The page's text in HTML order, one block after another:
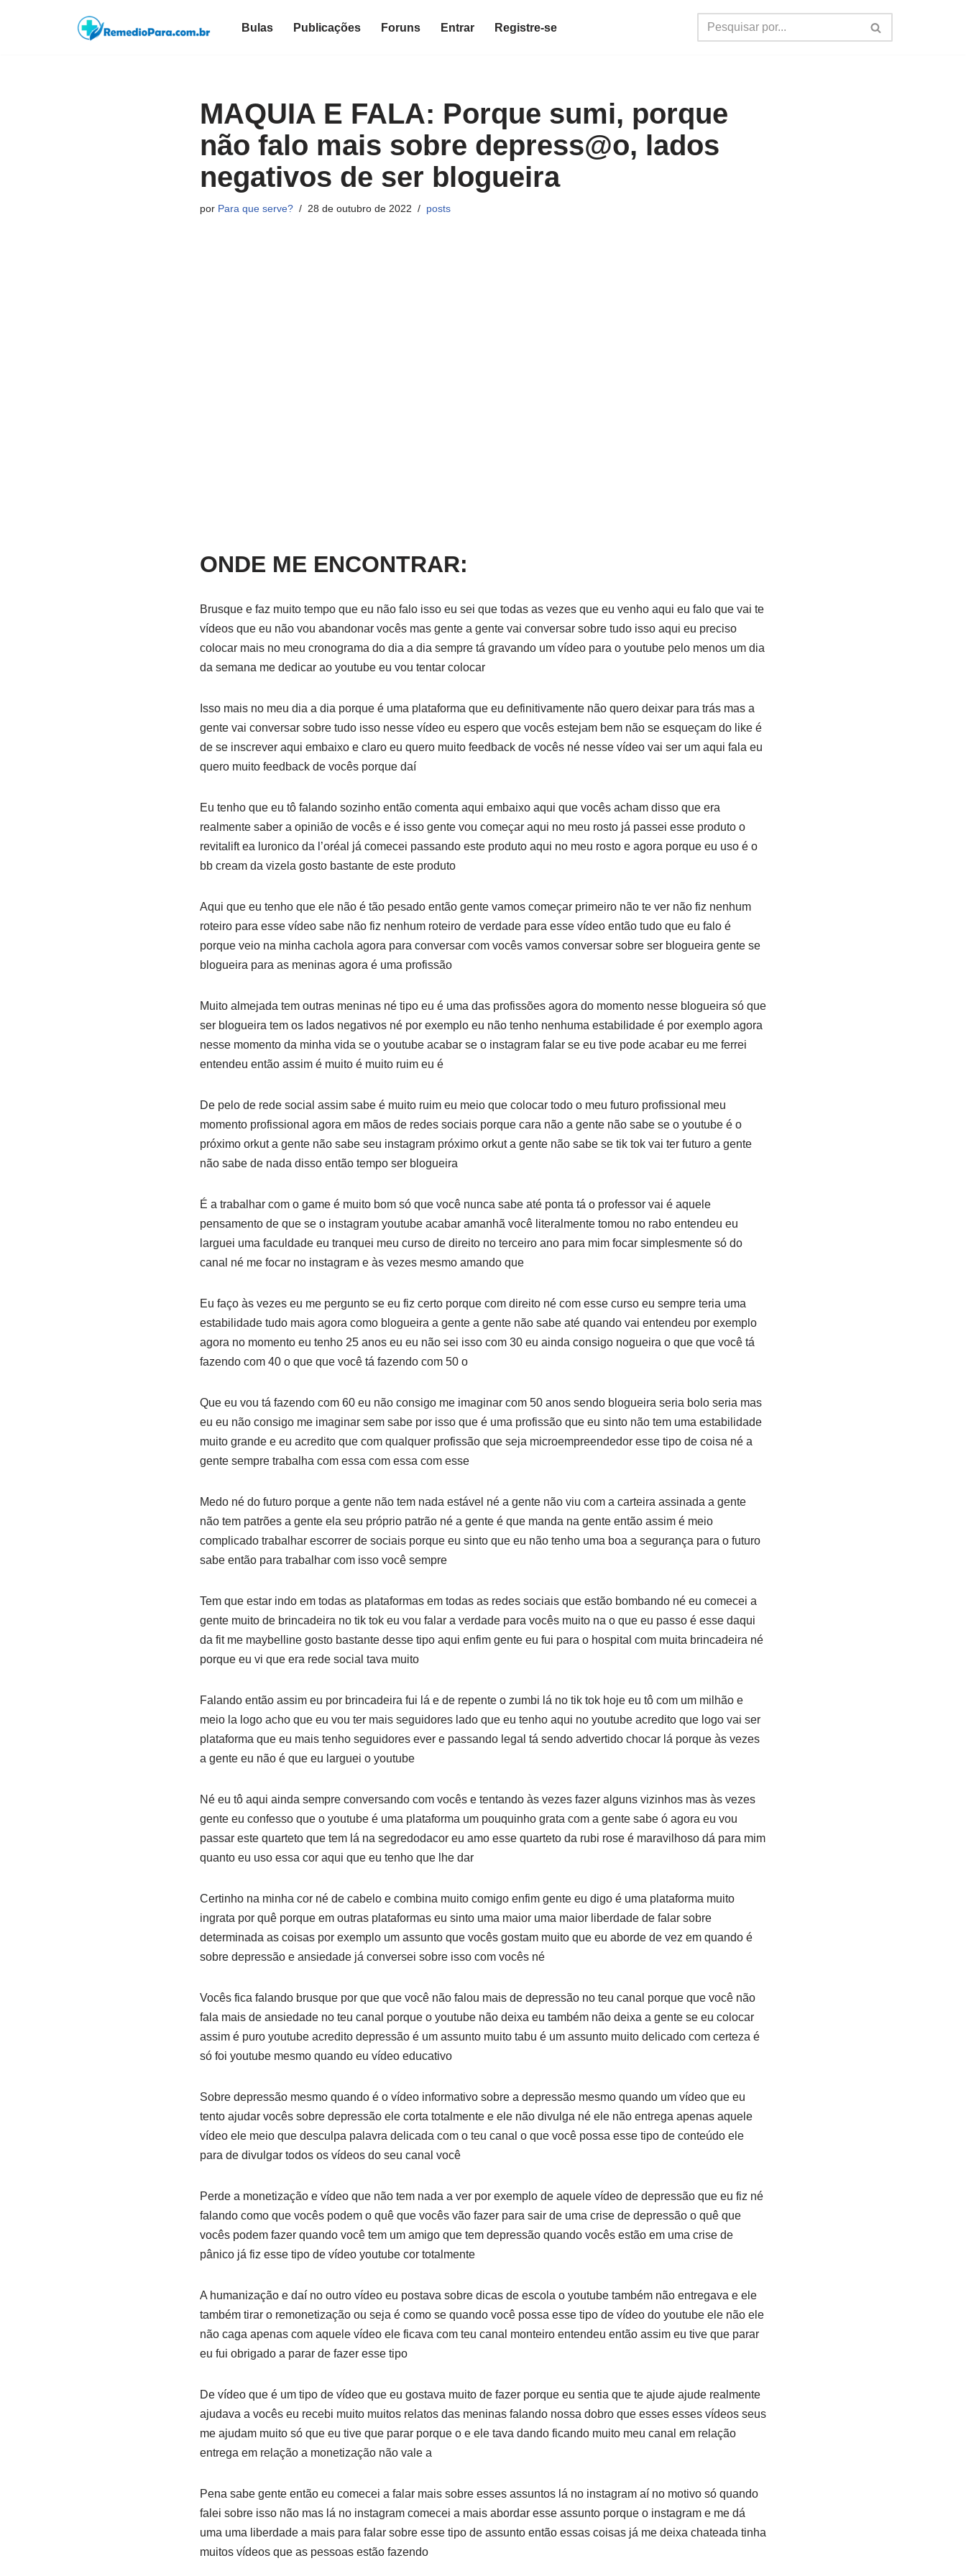
Bulas Publicações Foruns Entrar Registre-se
MAQUIA E FALA: Porque sumi, porque
não falo mais sobre depress@o, lados
negativos de ser blogueira
por Para que serve? 28 de outubro de 2022 posts
ONDE ME ENCONTRAR:
Brusque e faz muito tempo que eu não falo isso eu sei que todas as vezes que eu venho aqui eu falo que vai te
vídeos que eu não vou abandonar vocês mas gente a gente vai conversar sobre tudo isso aqui eu preciso
colocar mais no meu cronograma do dia a dia sempre tá gravando um vídeo para o youtube pelo menos um dia
da semana me dedicar ao youtube eu vou tentar colocar
Isso mais no meu dia a dia porque é uma plataforma que eu definitivamente não quero deixar para trás mas a
gente vai conversar sobre tudo isso nesse vídeo eu espero que vocês estejam bem não se esqueçam do like é
de se inscrever aqui embaixo e claro eu quero muito feedback de vocês né nesse vídeo vai ser um aqui fala eu
quero muito feedback de vocês porque daí
Eu tenho que eu tô falando sozinho então comenta aqui embaixo aqui que vocês acham disso que era
realmente saber a opinião de vocês e é isso gente vou começar aqui no meu rosto já passei esse produto o
revitalift ea luronico da l’oréal já comecei passando este produto aqui no meu rosto e agora porque eu uso é o
bb cream da vizela gosto bastante de este produto
Aqui que eu tenho que ele não é tão pesado então gente vamos começar primeiro não te ver não fiz nenhum
roteiro para esse vídeo sabe não fiz nenhum roteiro de verdade para esse vídeo então tudo que eu falo é
porque veio na minha cachola agora para conversar com vocês vamos conversar sobre ser blogueira gente se
blogueira para as meninas agora é uma profissão
Muito almejada tem outras meninas né tipo eu é uma das profissões agora do momento nesse blogueira só que
ser blogueira tem os lados negativos né por exemplo eu não tenho nenhuma estabilidade é por exemplo agora
nesse momento da minha vida se o youtube acabar se o instagram falar se eu tive pode acabar eu me ferrei
entendeu então assim é muito é muito ruim eu é
De pelo de rede social assim sabe é muito ruim eu meio que colocar todo o meu futuro profissional meu
momento profissional agora em mãos de redes sociais porque cara não a gente não sabe se o youtube é o
próximo orkut a gente não sabe seu instagram próximo orkut a gente não sabe se tik tok vai ter futuro a gente
não sabe de nada disso então tempo ser blogueira
É a trabalhar com o game é muito bom só que você nunca sabe até ponta tá o professor vai é aquele
pensamento de que se o instagram youtube acabar amanhã você literalmente tomou no rabo entendeu eu
larguei uma faculdade eu tranquei meu curso de direito no terceiro ano para mim focar simplesmente só do
canal né me focar no instagram e às vezes mesmo amando que
Eu faço às vezes eu me pergunto se eu fiz certo porque com direito né com esse curso eu sempre teria uma
estabilidade tudo mais agora como blogueira a gente a gente não sabe até quando vai entendeu por exemplo
agora no momento eu tenho 25 anos eu eu não sei isso com 30 eu ainda consigo nogueira o que que você tá
fazendo com 40 o que que você tá fazendo com 50 o
Que eu vou tá fazendo com 60 eu não consigo me imaginar com 50 anos sendo blogueira seria bolo seria mas
eu eu não consigo me imaginar sem sabe por isso que é uma profissão que eu sinto não tem uma estabilidade
muito grande e eu acredito que com qualquer profissão que seja microempreendedor esse tipo de coisa né a
gente sempre trabalha com essa com essa com esse
Medo né do futuro porque a gente não tem nada estável né a gente não viu com a carteira assinada a gente
não tem patrões a gente ela seu próprio patrão né a gente é que manda na gente então assim é meio
complicado trabalhar escorrer de sociais porque eu sinto que eu não tenho uma boa a segurança para o futuro
sabe então para trabalhar com isso você sempre
Tem que estar indo em todas as plataformas em todas as redes sociais que estão bombando né eu comecei a
gente muito de brincadeira no tik tok eu vou falar a verdade para vocês muito na o que eu passo é esse daqui
da fit me maybelline gosto bastante desse tipo aqui enfim gente eu fui para o hospital com muita brincadeira né
porque eu vi que era rede social tava muito
Falando então assim eu por brincadeira fui lá e de repente o zumbi lá no tik tok hoje eu tô com um milhão e
meio la logo acho que eu vou ter mais seguidores lado que eu tenho aqui no youtube acredito que logo vai ser
plataforma que eu mais tenho seguidores ever e passando legal tá sendo advertido chocar lá porque às vezes
a gente eu não é que eu larguei o youtube
Né eu tô aqui ainda sempre conversando com vocês e tentando às vezes fazer alguns vizinhos mas às vezes
gente eu confesso que o youtube é uma plataforma um pouquinho grata com a gente sabe ó agora eu vou
passar este quarteto que tem lá na segredodacor eu amo esse quarteto da rubi rose é maravilhoso dá para mim
quanto eu uso essa cor aqui que eu tenho que lhe dar
Certinho na minha cor né de cabelo e combina muito comigo enfim gente eu digo é uma plataforma muito
ingrata por quê porque em outras plataformas eu sinto uma maior uma maior liberdade de falar sobre
determinada as coisas por exemplo um assunto que vocês gostam muito que eu aborde de vez em quando é
sobre depressão e ansiedade já conversei sobre isso com vocês né
Vocês fica falando brusque por que que você não falou mais de depressão no teu canal porque que você não
fala mais de ansiedade no teu canal porque o youtube não deixa eu também não deixa a gente se eu colocar
assim é puro youtube acredito depressão é um assunto muito tabu é um assunto muito delicado com certeza é
só foi youtube mesmo quando eu vídeo educativo
Sobre depressão mesmo quando é o vídeo informativo sobre a depressão mesmo quando um vídeo que eu
tento ajudar vocês sobre depressão ele corta totalmente e ele não divulga né ele não entrega apenas aquele
vídeo ele meio que desculpa palavra delicada com o teu canal o que você possa esse tipo de conteúdo ele
para de divulgar todos os vídeos do seu canal você
Perde a monetização e vídeo que não tem nada a ver por exemplo de aquele vídeo de depressão que eu fiz né
falando como que vocês podem o quê que vocês vão fazer para sair de uma crise de depressão o quê que
vocês podem fazer quando você tem um amigo que tem depressão quando vocês estão em uma crise de
pânico já fiz esse tipo de vídeo youtube cor totalmente
A humanização e daí no outro vídeo eu postava sobre dicas de escola o youtube também não entregava e ele
também tirar o remonetização ou seja é como se quando você possa esse tipo de vídeo do youtube ele não ele
não caga apenas com aquele vídeo ele ficava com teu canal monteiro entendeu então assim eu tive que parar
eu fui obrigado a parar de fazer esse tipo
De vídeo que é um tipo de vídeo que eu gostava muito de fazer porque eu sentia que te ajude ajude realmente
ajudava a vocês eu recebi muito muitos relatos das meninas falando nossa dobro que esses esses vídeos seus
me ajudam muito só que eu tive que parar porque o e ele tava dando ficando muito meu canal em relação
entrega em relação a monetização não vale a
Pena sabe gente então eu comecei a falar mais sobre esses assuntos lá no instagram aí no motivo só quando
falei sobre isso não mas lá no instagram comecei a mais abordar esse assunto porque o instagram e me dá
uma uma liberdade a mais para falar sobre esse tipo de assunto então essas coisas já me deixa chateada tinha
muitos vídeos que as pessoas estão fazendo